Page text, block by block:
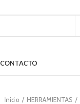
CONTACTO
Inicio HERRAMIENTAS